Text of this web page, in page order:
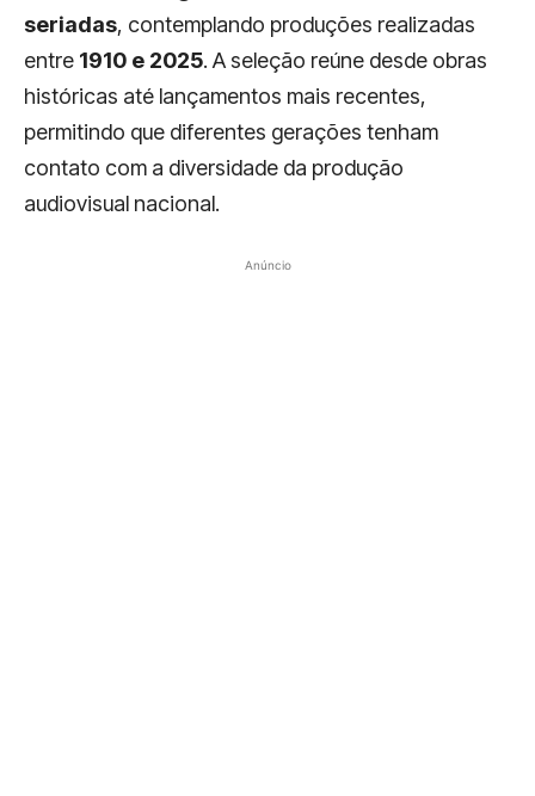
seriadas, contemplando produções realizadas
entre 1910 e 2025. A seleção reúne desde obras
históricas até lançamentos mais recentes,
permitindo que diferentes gerações tenham
contato com a diversidade da produção
audiovisual nacional.
Anúncio